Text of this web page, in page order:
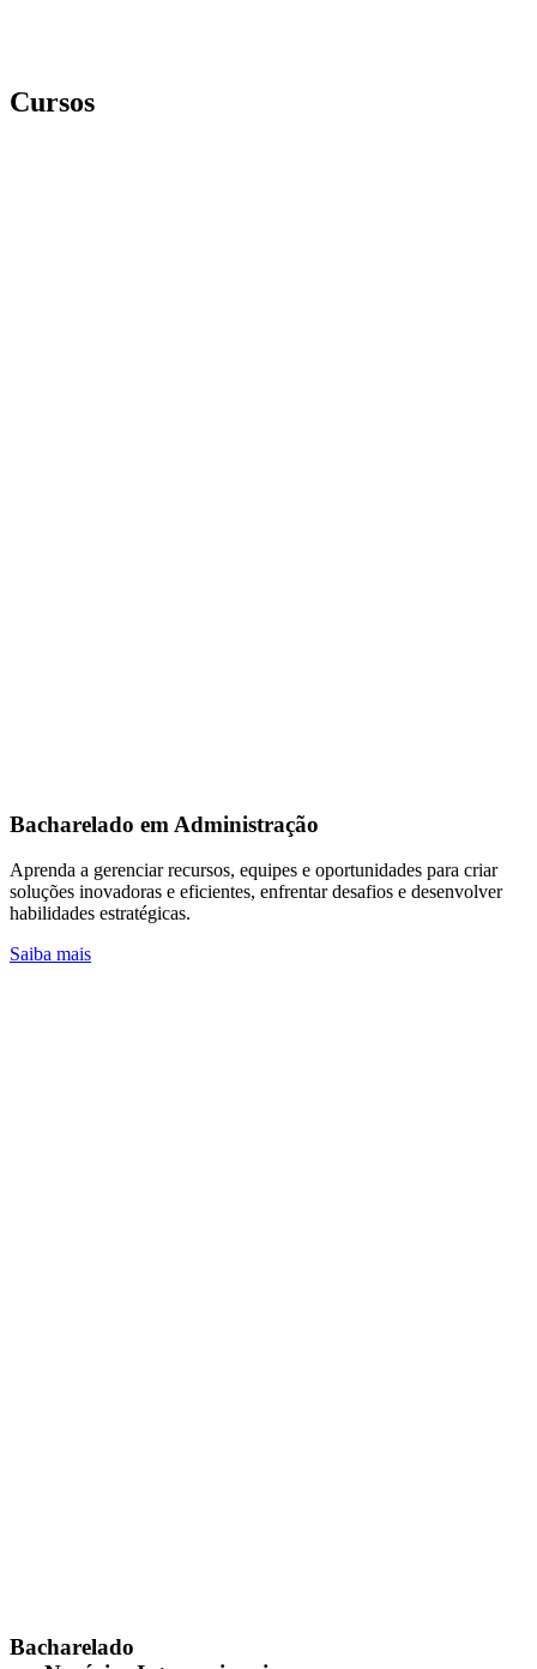
Cursos
Bacharelado em Administração
Aprenda a gerenciar recursos, equipes e oportunidades para criar
soluções inovadoras e eficientes, enfrentar desafios e desenvolver
habilidades estratégicas.
Saiba mais
Bacharelado